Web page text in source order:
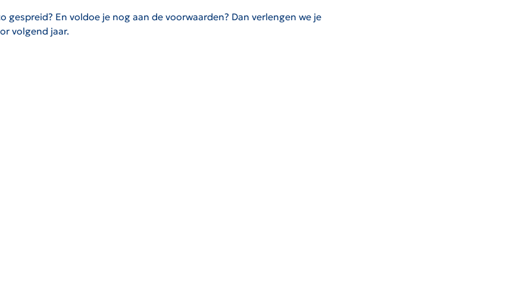
gespreid? En voldoe je nog aan de voorwaarden? Dan verlengen we je
volgend jaar.